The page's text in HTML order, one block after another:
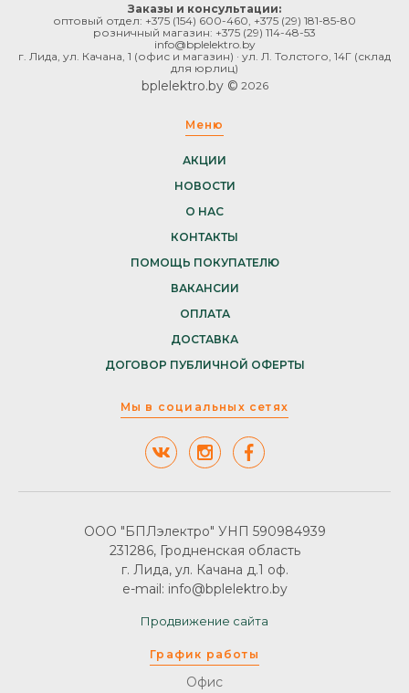
Заказы и консультации:
оптовый отдел: +375 (154) 600-460 +375 (29) 181-85-80
розничный магазин: +375 (29) 114-48-53
info@bplelektro.by
г. Лида, ул. Качана, 1 (офис и магазин) · ул. Л. Толстого, 14Г (склад
для юрлиц)
bplelektro.by © 2026
Меню
АКЦИИ
НОВОСТИ
О НАС
КОНТАКТЫ
ПОМОЩЬ ПОКУПАТЕЛЮ
ВАКАНСИИ
ОПЛАТА
ДОСТАВКА
ДОГОВОР ПУБЛИЧНОЙ ОФЕРТЫ
Мы в социальных сетях
График работы
Офис
ООО "БПЛэлектро" УНП 590984939
231286, Гродненская область
г. Лида, ул. Качана д.1 оф.
e-mail: info@bplelektro.by
Продвижение сайта